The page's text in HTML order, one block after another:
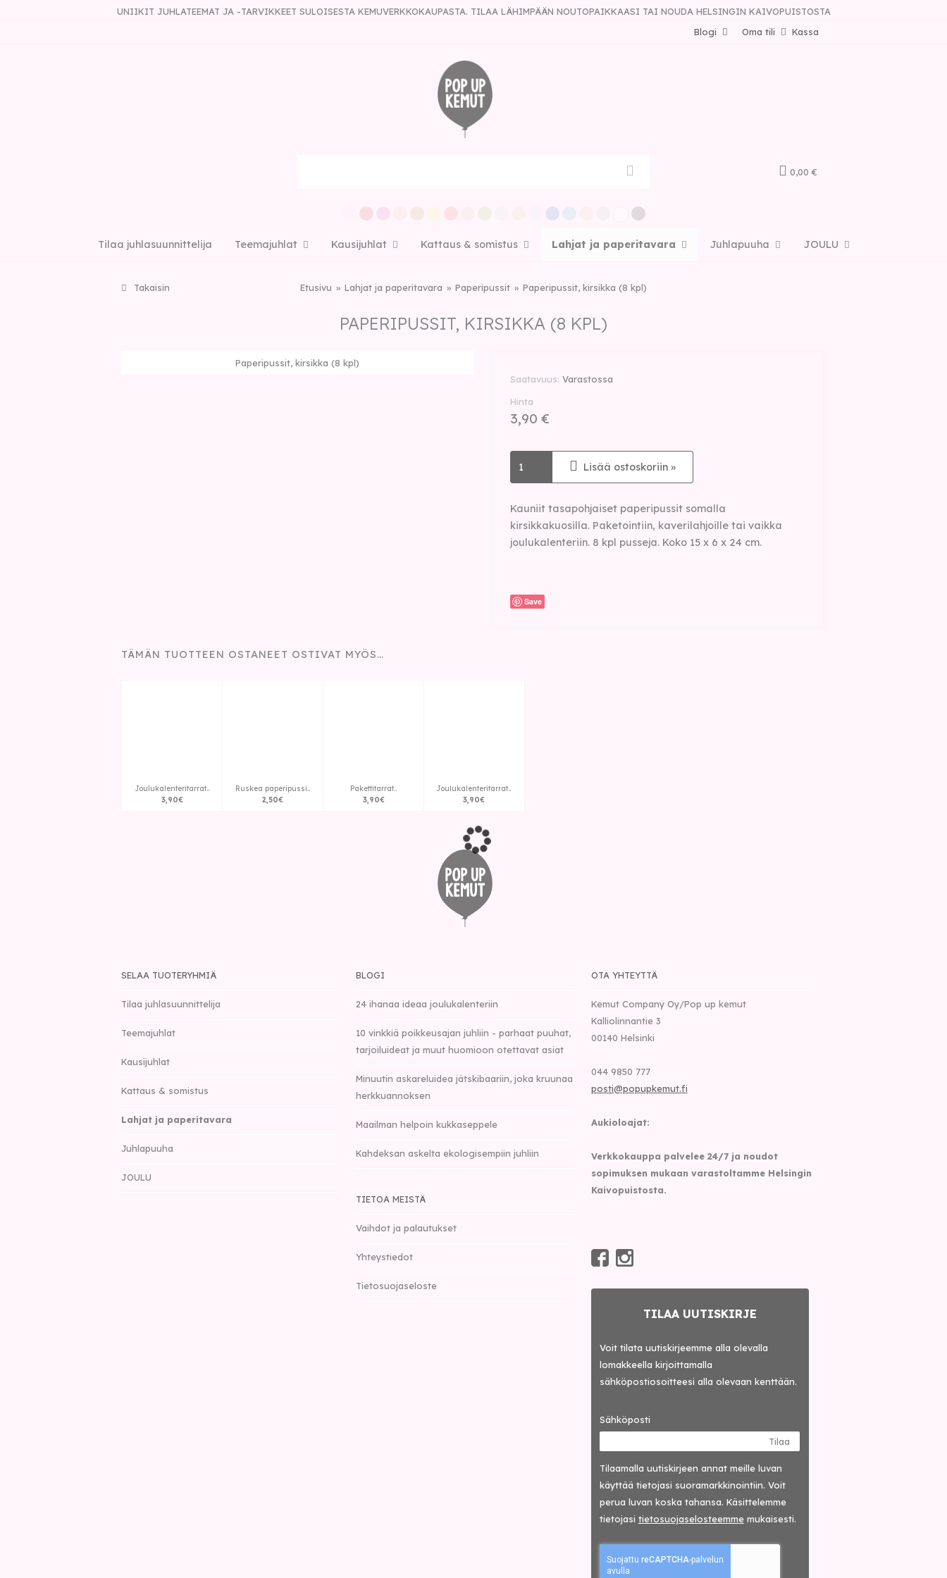
UNIIKIT JUHLATEEMAT JA -TARVIKKEET SULOISESTA KEMUVERKKOKAUPASTA. TILAA LÄHIMPÄÄN NOUTOPAIKKAASI TAI NOUDA HELSINGIN KAIVOPUISTOSTA
Kassa
Oma tili
Blogi
0,00 €
Tilaa juhlasuunnittelija Teemajuhlat Kausijuhlat Kattaus & somistus Lahjat ja paperitavara Juhlapuuha JOULU
Takaisin Etusivu Lahjat ja paperitavara Paperipussit Paperipussit, kirsikka (8 kpl)
PAPERIPUSSIT, KIRSIKKA (8 KPL)
Paperipussit, kirsikka (8 kpl)
Saatavuus Varastossa
Hinta
3,90 €
Lisää ostoskoriin »
Kauniit tasapohjaiset paperipussit somalla
kirsikkakuosilla. Paketointiin, kaverilahjoille tai vaikka
joulukalenteriin. 8 kpl pusseja. Koko 15 x 6 x 24 cm.
Save
TÄMÄN TUOTTEEN OSTANEET OSTIVAT MYÖS…
Joulukalenteritarrat..
3,90€
Ruskea paperipussi..
2,50€
Pakettitarrat..
3,90€
Joulukalenteritarrat..
3,90€
SELAA TUOTERYHMIÄ
Tilaa juhlasuunnittelija
Teemajuhlat
Kausijuhlat
Kattaus & somistus
Lahjat ja paperitavara
Juhlapuuha
JOULU
BLOGI
24 ihanaa ideaa joulukalenteriin
10 vinkkiä poikkeusajan juhliin - parhaat puuhat,
tarjoiluideat ja muut huomioon otettavat asiat
Minuutin askareluidea jätskibaariin, joka kruunaa
herkkuannoksen
Maailman helpoin kukkaseppele
Kahdeksan askelta ekologisempiin juhliin
TIETOA MEISTÄ
Vaihdot ja palautukset
Yhteystiedot
Tietosuojaseloste
OTA YHTEYTTÄ
Kemut Company Oy/Pop up kemut
Kalliolinnantie 3
00140 Helsinki
044 9850 777
posti@popupkemut.fi
Aukioloajat:
Verkkokauppa palvelee 24/7 ja noudot
sopimuksen mukaan varastoltamme Helsingin
Kaivopuistosta.
TILAA UUTISKIRJE
Voit tilata uutiskirjeemme alla olevalla
lomakkeella kirjoittamalla
sähköpostiosoitteesi alla olevaan kenttään.
Sähköposti
Tilaa
Tilaamalla uutis­kirjeen annat meille luvan
käyttää tietojasi suora­markkinointiin. Voit
perua luvan koska tahansa. Käsittelemme
tietojasi tieto­suoja­selosteemmemukaisesti.